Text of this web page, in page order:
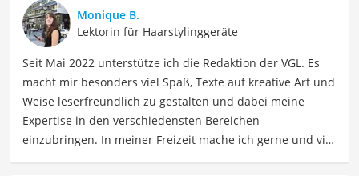
über Beauty- sowie Pflegeprodukte, Gesundheitsartikel,
Haushaltswaren und vieles mehr. Meine Beiträge
umfassen Produktvergleiche, Tipps, Trends und
Empfehlungen, um Lesern dabei zu helfen, die besten
Produkte für ihre Bedürfnisse zu finden sowie sowohl ihre
Schönheits- als auch Pflegeroutine zu optimieren.
Der Standtrockenhaube-Vergleich ist aus unserer Sicht
besonders empfehlenswert fürFriseure .
Monique B.
Lektorin für Haarstylinggeräte
Seit Mai 2022 unterstütze ich die Redaktion der VGL. Es
macht mir besonders viel Spaß, Texte auf kreative Art und
Weise leserfreundlich zu gestalten und dabei meine
Expertise in den verschiedensten Bereichen
einzubringen. In meiner Freizeit mache ich gerne und viel